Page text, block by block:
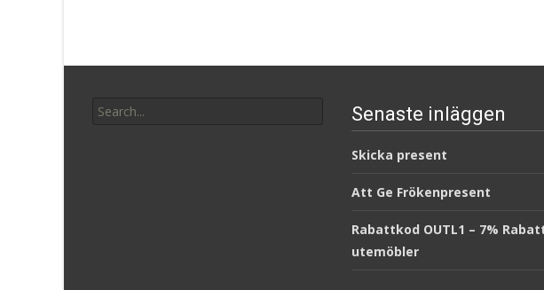
for:
Senaste inläggen
Skicka present
Att Ge Frökenpresent
Rabattkod OUTL1 – 7%
utemöbler